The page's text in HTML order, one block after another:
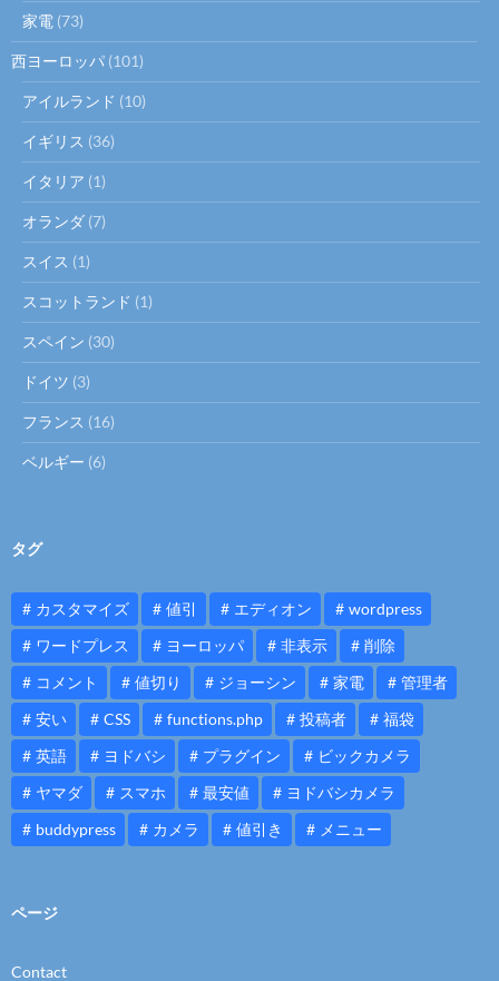
家電 (73)
西ヨーロッパ (101)
アイルランド (10)
イギリス (36)
イタリア (1)
オランダ (7)
スイス (1)
スコットランド (1)
スペイン (30)
ドイツ (3)
フランス (16)
ベルギー (6)
タグ
カスタマイズ 値引 エディオン
wordpress
ワードプレス
ヨーロッパ 非表示
削除
コメント
値切り ジョーシン 家電
管理者
安い
CSS functions.php 投稿者
福袋
英語
ヨドバシ プラグイン
ビックカメラ
ヤマダ
スマホ 最安値
ヨドバシカメラ
buddypress
カメラ 値引き メニュー
ページ
Contact